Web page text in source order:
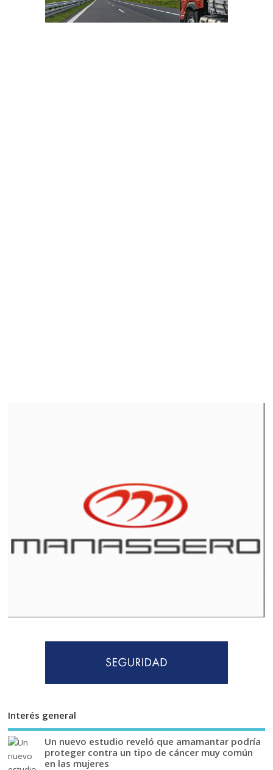
Interés general
Un nuevo estudio reveló que amamantar podría
proteger contra un tipo de cáncer muy común
en las mujeres